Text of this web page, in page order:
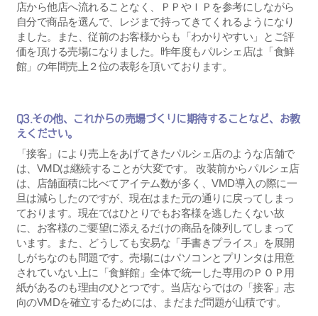
店から他店へ流れることなく、ＰＰやＩＰを参考にしながら
自分で商品を選んで、レジまで持ってきてくれるようになり
ました。また、従前のお客様からも「わかりやすい」とご評
価を頂ける売場になりました。昨年度もパルシェ店は「食鮮
館」の年間売上２位の表彰を頂いております。
Q3.その他、これからの売場づくりに期待することなど、お教
えください。
「接客」により売上をあげてきたパルシェ店のような店舗で
は、VMDは継続することが大変です。 改装前からパルシェ店
は、店舗面積に比べてアイテム数が多く、VMD導入の際に一
旦は減らしたのですが、現在はまた元の通りに戻ってしまっ
ております。現在ではひとりでもお客様を逃したくない故
に、お客様のご要望に添えるだけの商品を陳列してしまって
います。また、どうしても安易な「手書きプライス」を展開
しがちなのも問題です。売場にはパソコンとプリンタは用意
されていない上に「食鮮館」全体で統一した専用のＰＯＰ用
紙があるのも理由のひとつです。当店ならではの「接客」志
向のVMDを確立するためには、まだまだ問題が山積です。